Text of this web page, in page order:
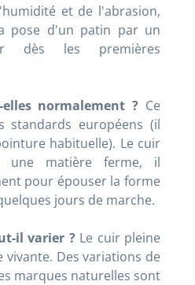
et de l'abrasion,
pose d'un patin par un
dès les premières
normalement ? Ce
standards européens (il
habituelle). Le cuir
une matière ferme, il
pour épouser la forme
jours de marche.
il varier ?Le cuir pleine
Des variations de
marques naturelles sont